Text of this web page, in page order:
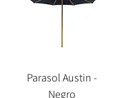
Parasol Austin -
Negro